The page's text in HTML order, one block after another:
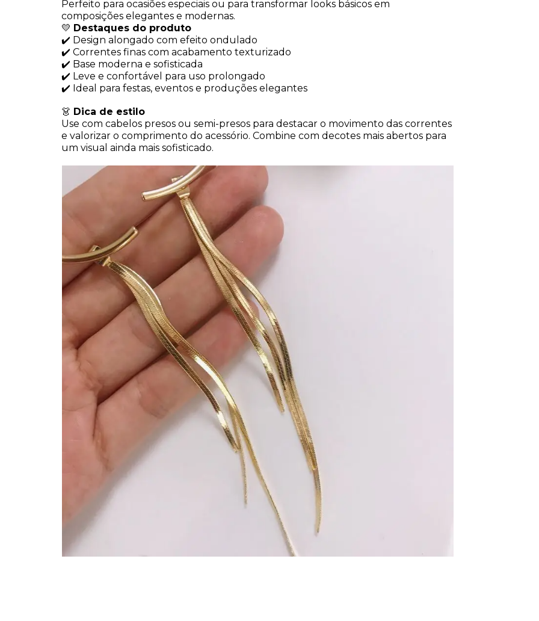
Perfeito para ocasiões especiais ou para transformar looks básicos em
composições elegantes e modernas.
💛 Destaques do produto
✔️ Design alongado com efeito ondulado
✔️ Correntes finas com acabamento texturizado
✔️ Base moderna e sofisticada
✔️ Leve e confortável para uso prolongado
✔️ Ideal para festas, eventos e produções elegantes
👗 Dica de estilo
Use com cabelos presos ou semi-presos para destacar o movimento das correntes
e valorizar o comprimento do acessório. Combine com decotes mais abertos para
um visual ainda mais sofisticado.